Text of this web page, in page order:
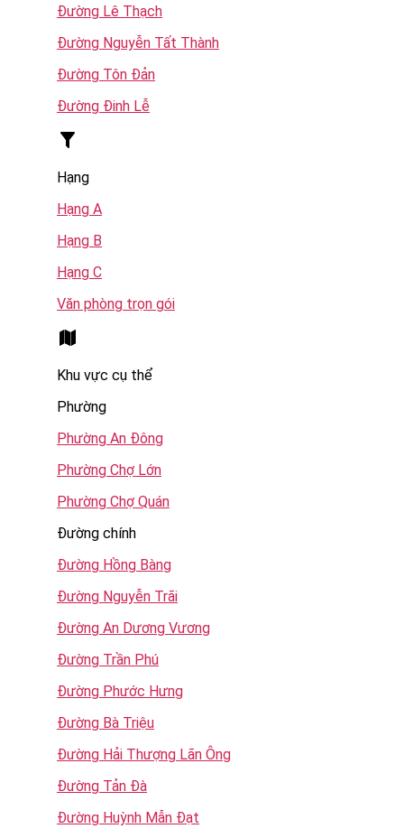
Đường Lê Thạch
Đường Nguyễn Tất Thành
Đường Tôn Đản
Đường Đinh Lễ
Hạng
Hạng A
Hạng B
Hạng C
Văn phòng trọn gói
Khu vực cụ thể
Phường
Phường An Đông
Phường Chợ Lớn
Phường Chợ Quán
Đường chính
Đường Hồng Bàng
Đường Nguyễn Trãi
Đường An Dương Vương
Đường Trần Phú
Đường Phước Hưng
Đường Bà Triệu
Đường Hải Thượng Lãn Ông
Đường Tản Đà
Đường Huỳnh Mẫn Đạt